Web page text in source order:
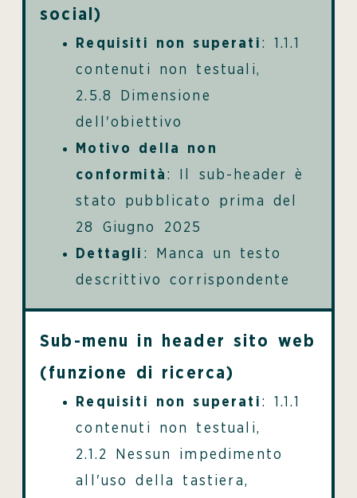
social)
Requisiti non superati : 1.1.1
contenuti non testuali,
2.5.8 Dimensione
dell'obiettivo
Motivo della non
conformità : Il sub-header è
stato pubblicato prima del
28 Giugno 2025
Dettagli : Manca un testo
descrittivo corrispondente
Sub-menu in header sito web
(funzione di ricerca)
Requisiti non superati : 1.1.1
contenuti non testuali,
2.1.2 Nessun impedimento
all'uso della tastiera,